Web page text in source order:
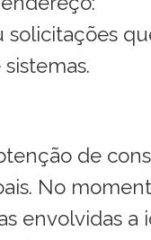
de
No
envolvidas a